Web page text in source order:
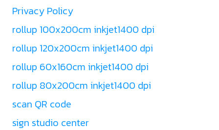
Privacy Policy
rollup 100x200cm inkjet1400 dpi
rollup 120x200cm inkjet1400 dpi
rollup 60x160cm inkjet1400 dpi
rollup 80x200cm inkjet1400 dpi
scan QR code
sign studio center